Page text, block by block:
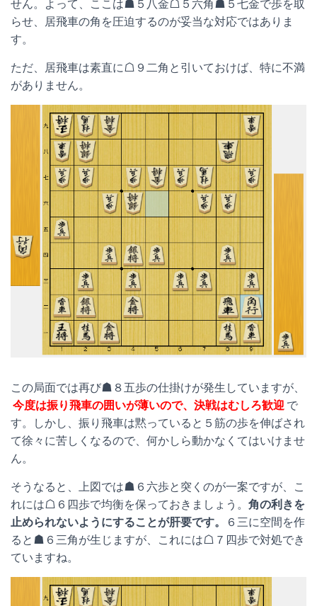
せん。よって、ここは☗５八金☖５六角☗５七金で歩を取
らせ、居飛車の角を圧迫するのが妥当な対応ではありま
す。
ただ、居飛車は素直に☖９二角と引いておけば、特に不満
がありません。
この局面では再び☗８五歩の仕掛けが発生していますが、
今度は振り飛車の囲いが薄いので、決戦はむしろ歓迎 で
す。しかし、振り飛車は黙っていると５筋の歩を伸ばされ
て徐々に苦しくなるので、何かしら動かなくてはいけませ
ん。
そうなると、上図では☗６六歩と突くのが一案ですが、こ
れには☖６四歩で均衡を保っておきましょう。 角の利きを
止められないようにすることが肝要です。
６三に空間を作
ると☗６三角が生じますが、これには☖７四歩で対処でき
ていますね。